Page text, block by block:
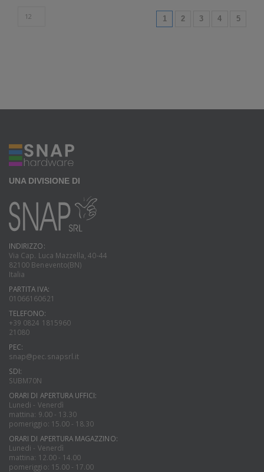
1 (current)
2 3 4 5
UNA DIVISIONE DI
INDIRIZZO:
Via Cap. Luca Mazzella, 40-44
82100 Benevento(BN)
Italia
PARTITA IVA:
01066160621
TELEFONO:
+39 0824 1815960
21080
PEC:
snap@pec.snapsrl.it
SDI:
SUBM70N
ORARI DI APERTURA UFFICI:
Lunedi - Venerdì
mattina: 9.00 - 13.30
pomeriggio: 15.00 - 18.30
ORARI DI APERTURA MAGAZZINO:
Lunedi - Venerdì
mattina: 12.00 - 14.00
pomeriggio: 15.00 - 17.00